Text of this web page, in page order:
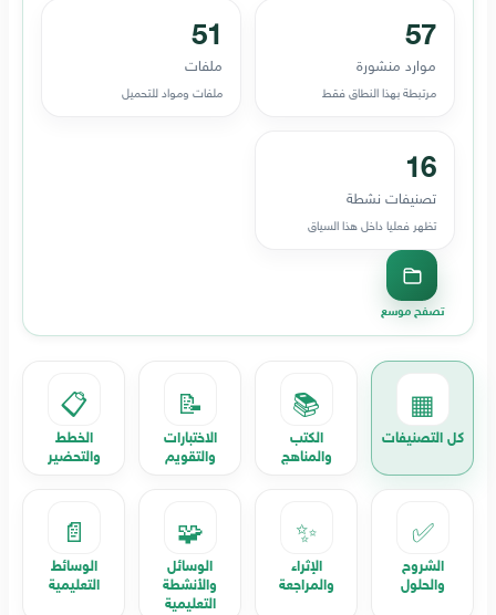
57
موارد منشورة
مرتبطة بهذا النطاق فقط
51
ملفات
ملفات ومواد للتحميل
16
تصنيفات نشطة
تظهر فعليا داخل هذا السياق
تصفح موسع
▦
كل التصنيفات
📚
الكتب
والمناهج
📝
الاختبارات
والتقويم
📋
الخطط
والتحضير
✅
الشروح
والحلول
✨
الإثراء
والمراجعة
🧩
الوسائل
والأنشطة
التعليمية
📄
الوسائط
التعليمية